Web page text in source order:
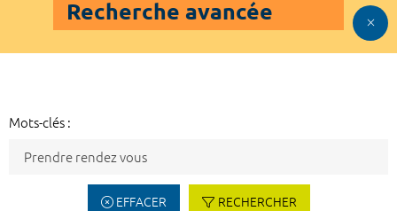
Recherche avancée
Mots-clés :
EFFACER RECHERCHER